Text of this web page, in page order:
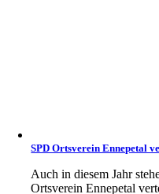
SPD Ortsverein Ennepetal
Auch in diesem Jahr
Ortsverein Ennepetal